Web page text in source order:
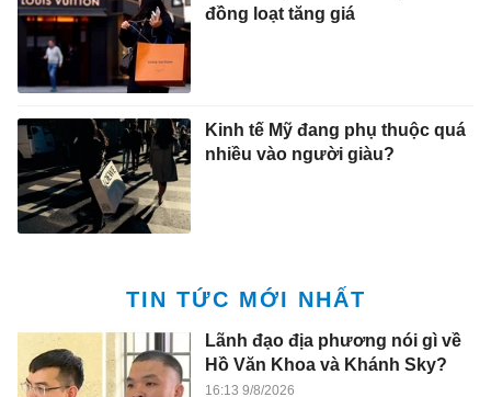
đồng loạt tăng giá
Kinh tế Mỹ đang phụ thuộc quá
nhiều vào người giàu?
TIN TỨC MỚI NHẤT
Lãnh đạo địa phương nói gì về
Hồ Văn Khoa và Khánh Sky?
16:13 9/8/2026